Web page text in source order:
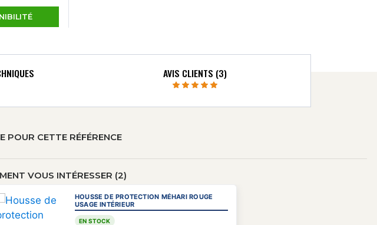
AVIS CLIENTS (3)
POUR CETTE RÉFÉRENCE
VOUS INTÉRESSER (2)
HOUSSE DE PROTECTION MÉHARI ROUGE
USAGE INTÉRIEUR
EN STOCK